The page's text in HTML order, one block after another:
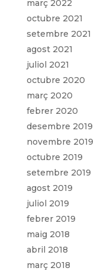
març 2022
octubre 2021
setembre 2021
agost 2021
juliol 2021
octubre 2020
març 2020
febrer 2020
desembre 2019
novembre 2019
octubre 2019
setembre 2019
agost 2019
juliol 2019
febrer 2019
maig 2018
abril 2018
març 2018